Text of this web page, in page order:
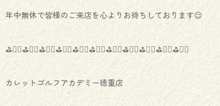
年中無休で皆様のご来店を心よりお待ちしております😌
⛳️🏌️‍♀️⛳️🏌️‍♀️⛳️🏌️‍♀️⛳️🏌️‍♀️⛳️🏌️‍♀️⛳️🏌️‍♀️⛳️🏌️‍♀️⛳️🏌️‍♀️⛳️🏌️‍♀️⛳️🏌️‍♀️⛳️🏌️‍♀️
カレットゴルフアカデミー徳重店